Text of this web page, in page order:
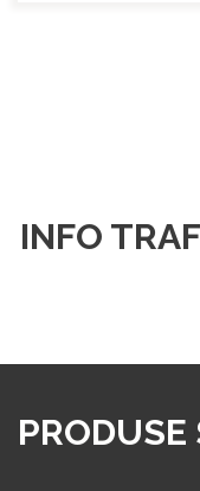
INFO
PRODUSE